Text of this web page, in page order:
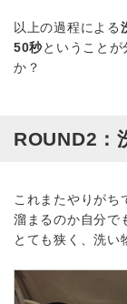
以上の過程による
50秒ということ
か？
ROUND2：
これまたやりがち
溜まるのか自分で
とても狭く、洗